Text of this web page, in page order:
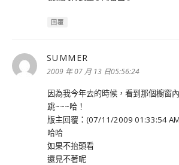
回覆
SUMMER
示:
2009 年 07 月 13 日05:56:24
因為我今年去的時候，看到那個櫥窗
跳~~~哈！
版主回覆：(07/11/2009 01:33:54
哈哈
如果不抬頭看
還見不著呢